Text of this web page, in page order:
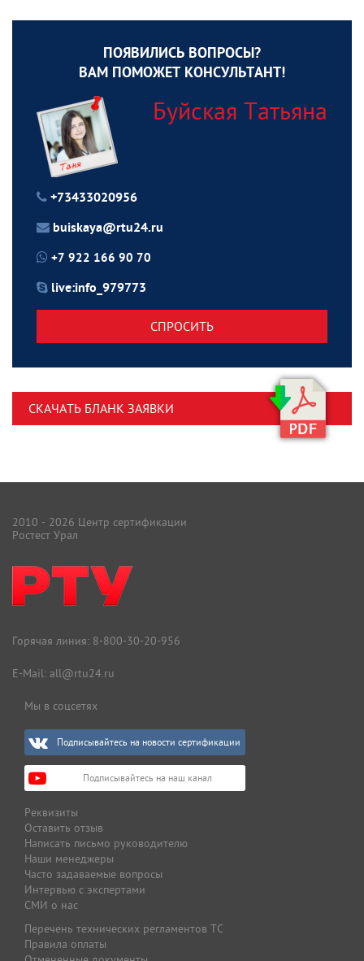
ПОЯВИЛИСЬ ВОПРОСЫ?
ВАМ ПОМОЖЕТ КОНСУЛЬТАНТ!
Буйская Татьяна
+73433020956
buiskaya@rtu24.ru
+7 922 166 90 70
live:info_979773
СПРОСИТЬ
СКАЧАТЬ БЛАНК ЗАЯВКИ
2010 - 2026 Центр сертификации
Ростест Урал
Горячая линия: 8-800-30-20-956
E-Mail: all@rtu24.ru
Мы в соцсетях
Подписывайтесь на новости сертификации
Подписывайтесь на наш канал
Реквизиты
Оставить отзыв
Написать письмо руководителю
Наши менеджеры
Часто задаваемые вопросы
Интервью с экспертами
СМИ о нас
Перечень технических регламентов ТС
Правила оплаты